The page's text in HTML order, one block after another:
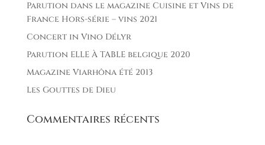
Parution dans le magazine Cuisine et Vins de
France Hors-série – vins 2021
Concert in Vino Délyr
Parution ELLE À TABLE belgique 2020
Magazine Viarhôna été 2013
Les Gouttes de Dieu
Commentaires récents